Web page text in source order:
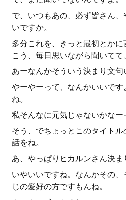
で、いつもあの、必ず皆さん
いですか。
多分これを、きっと最初とか
こう、毎日思いながら聞いてて、
あーなんかそういう決まり文句
やーやーって、なんかいいで
ね。
私そんなに元気じゃないかなー
そう、でちょっとこのタイト
話をね。
あ、やっぱりヒカルンさん決ま
いやいいですね。なんかその
じの愛好の方ですもんね。